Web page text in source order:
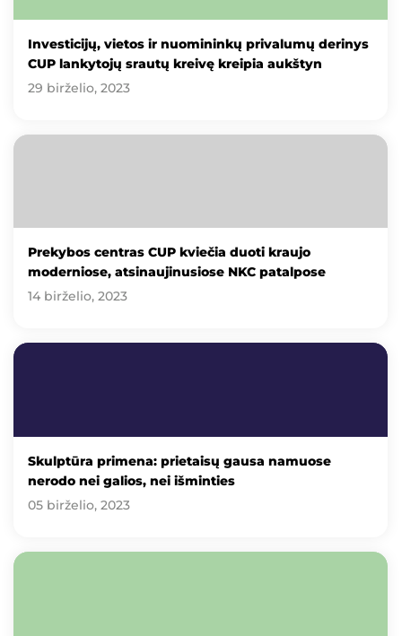
Investicijų, vietos ir nuomininkų privalumų derinys
CUP lankytojų srautų kreivę kreipia aukštyn
29 birželio, 2023
Prekybos centras CUP kviečia duoti kraujo
moderniose, atsinaujinusiose NKC patalpose
14 birželio, 2023
Skulptūra primena: prietaisų gausa namuose
nerodo nei galios, nei išminties
05 birželio, 2023